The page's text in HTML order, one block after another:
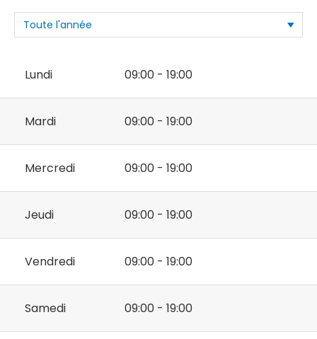
Lundi 09:00 - 19:00
Mardi 09:00 - 19:00
Mercredi 09:00 - 19:00
Jeudi 09:00 - 19:00
Vendredi 09:00 - 19:00
Samedi 09:00 - 19:00